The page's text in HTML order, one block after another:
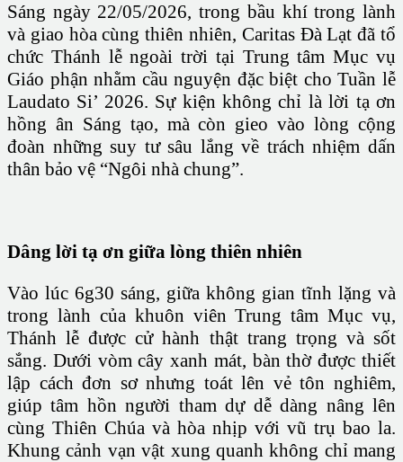
Sáng ngày 22/05/2026, trong bầu khí trong lành
và giao hòa cùng thiên nhiên, Caritas Đà Lạt đã tổ
chức Thánh lễ ngoài trời tại Trung tâm Mục vụ
Giáo phận nhằm cầu nguyện đặc biệt cho Tuần lễ
Laudato Si’ 2026. Sự kiện không chỉ là lời tạ ơn
hồng ân Sáng tạo, mà còn gieo vào lòng cộng
đoàn những suy tư sâu lắng về trách nhiệm dấn
thân bảo vệ “Ngôi nhà chung”.
Dâng lời tạ ơn giữa lòng thiên nhiên
Vào lúc 6g30 sáng, giữa không gian tĩnh lặng và
trong lành của khuôn viên Trung tâm Mục vụ,
Thánh lễ được cử hành thật trang trọng và sốt
sắng. Dưới vòm cây xanh mát, bàn thờ được thiết
lập cách đơn sơ nhưng toát lên vẻ tôn nghiêm,
giúp tâm hồn người tham dự dễ dàng nâng lên
cùng Thiên Chúa và hòa nhịp với vũ trụ bao la.
Khung cảnh vạn vật xung quanh không chỉ mang